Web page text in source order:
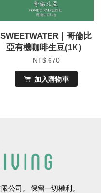
SWEETWATER｜哥倫比
亞有機咖啡生豆(1K）
NT$ 670
加入購物車
公司。 保留一切權利。